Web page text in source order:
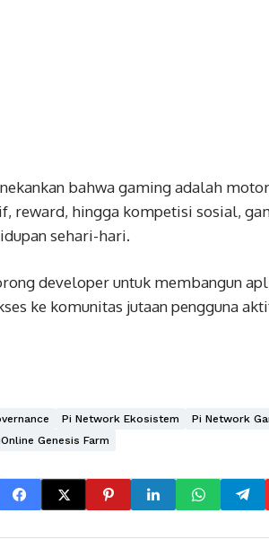
bahwa gaming adalah
reward, hingga kompetisi sosial,
sehari-hari.
developer untuk membangun
ke komunitas jutaan pengguna
Pi Network Ekosistem Pi Network
Genesis Farm